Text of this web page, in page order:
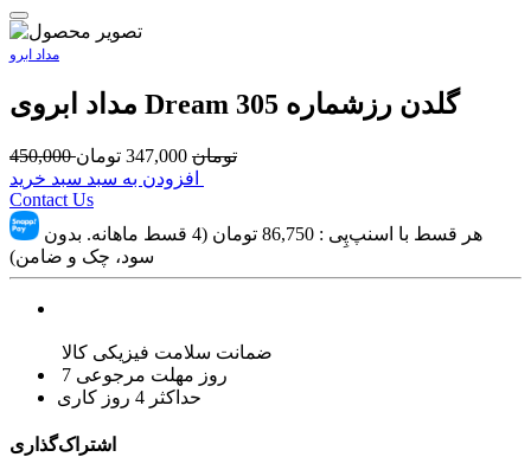
مداد ابرو
مداد ابروی Dream گلدن رزشماره 305
450,000 تومان 347,000 تومان
Contact Us
هر قسط با اسنپ‌پِی : 86,750
تومان (4 قسط ماهانه. بدون
سود، چک و ضامن)
ضمانت سلامت فیزیکی کالا
7 روز مهلت مرجوعی
حداکثر 4 روز کاری
اشتراک‌گذاری